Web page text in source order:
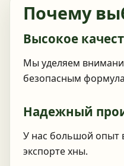
Почему
Высокое
Мы уделяем
безопасным
Надежный
У нас большой опыт
экспорте хны.